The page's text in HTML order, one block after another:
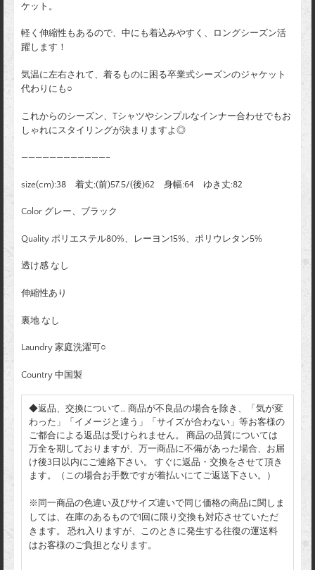
ケット。
軽く伸縮性もあるので、中にも着込みやすく、ロングシーズン活
躍します！
気温に左右されて、着るものに困る卒業式シーズンのジャケット
代わりにも○
これからのシーズン、Tシャツやシンプルなインナー合わせでもお
しゃれにスタイリングが決まりますよ◎
————————————–
size(cm):38 着丈:(前)57.5/(後)62 身幅:64 ゆき丈:82
Color グレー、ブラック
Quality ポリエステル80%、レーヨン15%、ポリウレタン5%
透け感 なし
伸縮性あり
裏地 なし
Laundry 家庭洗濯可○
Country 中国製
◆返品、交換について… 商品が不良品の場合を除き、「気が変
わった」「イメージと違う」「サイズが合わない」等お客様の
ご都合による返品は受けられません。 商品の品質については
万全を期しておりますが、万一商品に不備があった場合、お届
け後3日以内にご連絡下さい。 すぐに返品・交換をさせて頂き
ます。（この場合お手数ですが着払いにてご返送下さい。）
※同一商品の色違い及びサイズ違いで同じ価格の商品に関しま
しては、在庫のあるもので1回に限り交換も対応させていただ
きます。 恐れ入りますが、このときに発生する往復の運送料
はお客様のご負担となります。